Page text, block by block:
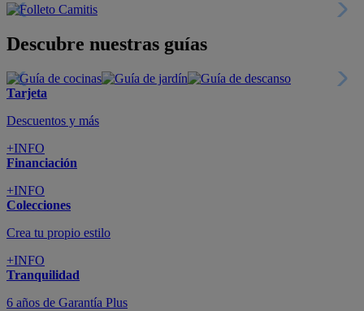
Descubre nuestras guías
Tarjeta
Descuentos y más
+INFO
Financiación
+INFO
Colecciones
Crea tu propio estilo
+INFO
Tranquilidad
6 años de Garantía Plus